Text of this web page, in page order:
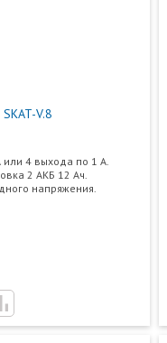
V.8
4 выхода по 1 А.
2 АКБ 12 Ач.
напряжения.